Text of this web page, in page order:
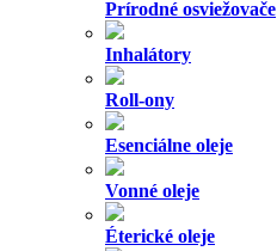
Prírodné osviežovače
Inhalátory
Roll-ony
Esenciálne oleje
Vonné oleje
Éterické oleje